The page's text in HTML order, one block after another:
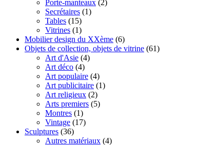
Porte-manteaux (2)
Secrétaires (1)
Tables (15)
Vitrines (1)
Mobilier design du XXème (6)
Objets de collection, objets de vitrine (61)
Art d'Asie (4)
Art déco (4)
Art populaire (4)
Art publicitaire (1)
Art religieux (2)
Arts premiers (5)
Montres (1)
Vintage (17)
Sculptures (36)
Autres matériaux (4)